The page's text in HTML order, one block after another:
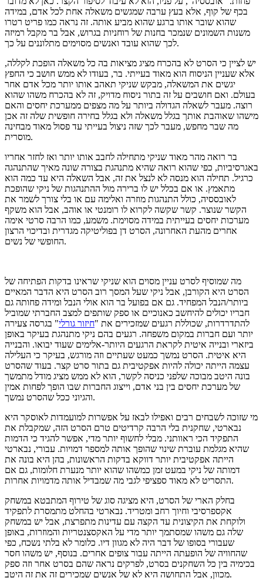
בכף של קוף, אלא בעץ ערבה שמגשים משאלה אחת לכל אדם, במידה
שהוא שובר אותו ברגע שהוא מביע אותה. זה נראה כמו פריט רטרו
משנות השמונים שנמכר בחנות של רוחניות בגרוש, אבל בר מקבל רמיזה
לכך שהוא עובד ואנשים מסוימים מתלוננים על כך.
יש לציין כי הסרט לא בהכרח מציג מציאות בה כל משאלה הופכת לקללה,
אלא שעניין הניסוח הוא מאוד בעייתי. בר, בעודו לא ממש חושב כי החפץ
יגשים את המשאלה, מבקש שניקי תאהב אותו יותר מכל אדם אחר
בעולם. ואם חושבים על זה בתור ניסוח מדויק, זה לא בהכרח משהו שהוא
רוצה. מעבר לשאלה הגדולה ביותר על מה מצפים ממערכת יחסים והאם
מישהו שאוהבת אותך בגלל משאלה ולא בגלל בחירה חופשית שלה זה אכן
מה שבר מחפש, מעבר לכך שזה ניצול בעייתי עד פסול מאוד מבחינה
מוסרית.
בר רואה מהר מאוד שניקי מתחילה לחבב אותו יותר ואז לחזר אחריו
באגרסיביות, כפי שהוא רואה שהיא מתנהגת בצורה שונה מאיך שהתנהגה
כרגיל. תחילה הוא מנסה לא לנצל את זה, אבל השאלה היא עד כמה הוא
מתאמץ. או אם בכלל יש לו ברירה מול ההתנהגות של ניקי שהופכת
לאובססיה, כולל התנהגות מוזרה ואלימה עם או בלי צורך לשמר את
הקשר שנוצר. קשר שקשה לקרוא לו רומנטי או אוהב, אבל הוא משקף
מערכות יחסים בעייתית במידה מסוימת. משמע, כמו הרבה סרטי אימה
אחרים מהעת האחרונה, הסרט דן בפוליטיקה מגדרית ובדיכוי הרצון
החופשי של נשים.
מה שמוסיף לסרט עניין מסוים הוא שניקי שראינו בדקות הפתיחה של
הסרט היא הקורבן, אבל ניקי שעל המסך רוב הסרט היא הדבר המאיים
ביותר/הנבל המפחיד. גם אם בפועל בר הוא אולי הנבל ומידה פחותה גם
חבריו יכולים להיחשב כאנוכיים או ספק שותפים למצב החברתי שמוביל
להתדרדרות, שכוללת רגעים שמזכירים את "חיזור גורלי" בגרסה צעירה
יותר ועם חברות במקום משפחה. רגעים בהם ניקי מתנהגת בעיקר באופן
ביזארי ובנייה איטית לקראת הרגעים היותר-אלימים שעוד יבואו. והבנייה
היא איטית. הסרט נמשך כמעט שעתיים וזה מורגש, בעיקר כי העלילה
עצמה הייתה יכולה להיות אפקטיבית גם בתור סרט קצר. בעוד שהסרט
בונה היטב מבוכה שלפני כניסה לקשר, הוא לא ממש מציג מודל מתמשך
של מערכת יחסים בין בני אדם, וייצוג החברות שבו הופך לפחות אמין
והגיוני ככל שהסרט נמשך.
מי שזוכה לשבחים רבים ואפילו לבאז על אפשרות למועמדות לאוסקר היא
נבארטי, שחקנית בלי הרבה קרדיטים טרם הסרט הזה, שמקבלת את
התפקיד הכי ראוותני. מבלי לחשוף יותר מדי, אפשר להגיד כי הדמות
שהיא מגלמת עוברת שינוי שהופך אותה למספר דמויות. עבורי, נבארטי
הייתה אפקטיבית יותר דווקא בדקות הראשונות, בהן היא בונה את
דמותה של ניקי במעט זמן כמשהו שהוא יותר מנערת חלומות, גם אם
התסריט לא מאוד ספציפי לגבי מה שמבדיל אותה מדמויות אחרות.
בחלק הארי של הסרט, היא מציגה סוג של טירוף המתבטא במשחק
אקספרסיבי וחיוך רחב ומטריד. נבארטי בהחלט מתמסרת לתפקיד
ולוקחת את הקיצונית עד הקצה עם עדינות מתפרצת, אבל יש במשחק
שלה גם משהו שמסתמך יותר מדי על האקסצנטריות והמוזרות, באופן
שעבורי בסופו של דבר היה לא מגוון דיו. כלומר לא בלתי נשכח, כפי
שהחוויה של הופעתה הייתה עבור צופים אחרים. בנוסף, יש משהו חסר
בכימיה בין כל השחקנים בסרט, לפרקים נראה שהם בסרט אחר וזה ספק
מכוון, אבל התחושה היא לא של אנשים שמכירים זה את זה היטב.